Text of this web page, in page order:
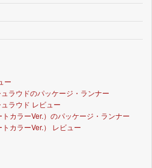
ー
ラウドのパッケージ・ランナー
ラウド レビュー
カラーVer.）のパッケージ・ランナー
カラーVer.） レビュー